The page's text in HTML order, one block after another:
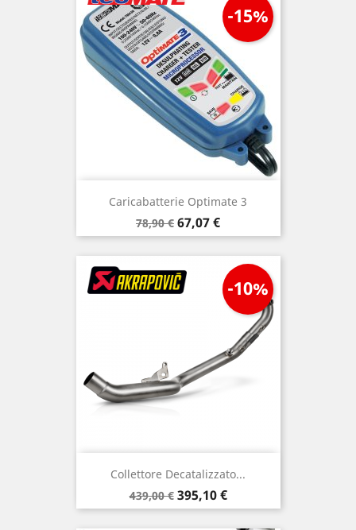
Caricabatterie Optimate 3
Prezzo
base
78,90 €
-15%
Prezzo
67,07 €
Collettore Decatalizzato...
Prezzo
base
439,00 €
-10%
Prezzo
395,10 €